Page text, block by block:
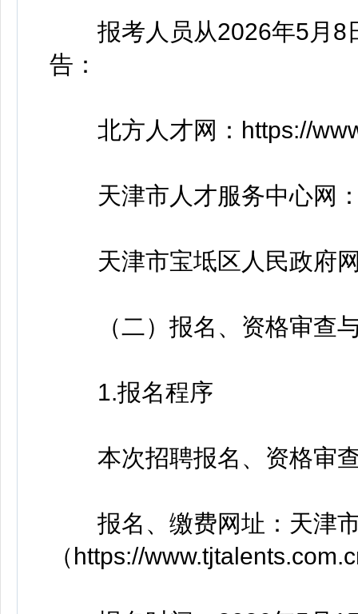
报考人员从2026年5月8
告：
北方人才网：https://
天津市人才服务中心网：
天津市宝坻区人民政府网
（二）报名、资格审查
1.报名程序
本次招聘报名、资格审查
报名、缴费网址：天津市
（https://